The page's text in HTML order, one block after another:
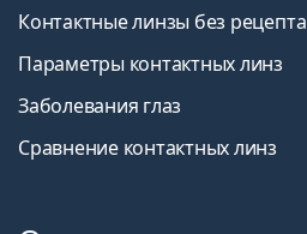
Контактные линзы без рецепта
Параметры контактных линз
Заболевания глаз
Сравнение контактных линз